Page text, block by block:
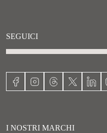
SEGUICI
I NOSTRI MARCHI